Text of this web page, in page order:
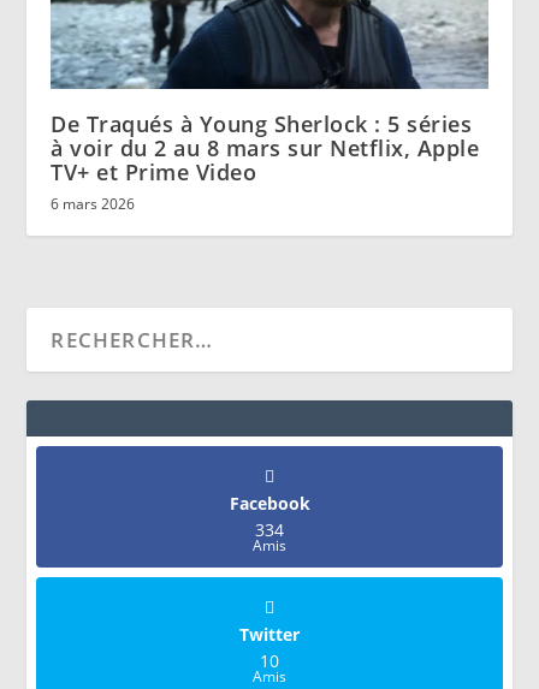
De Traqués à Young Sherlock : 5 séries
à voir du 2 au 8 mars sur Netflix, Apple
TV+ et Prime Video
6 mars 2026
Facebook
334
Amis
Twitter
10
Amis